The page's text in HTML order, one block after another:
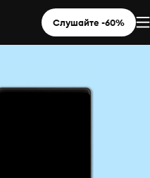
Слушайте -60%